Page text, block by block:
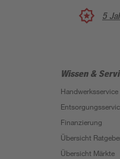
5
Wissen &
Handwerksservice
Finanzierung
Übersicht
Übersicht Märkte